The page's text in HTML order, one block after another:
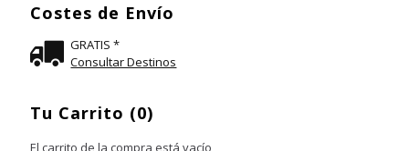
Costes de Envío
GRATIS *
Consultar Destinos
Tu Carrito (0)
El carrito de la compra está vacío